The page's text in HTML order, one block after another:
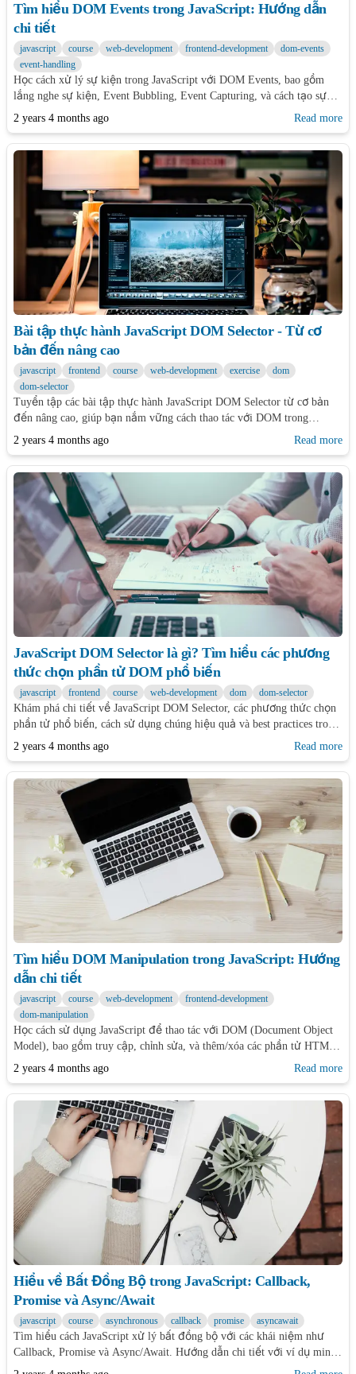
Tìm hiểu DOM Events trong JavaScript: Hướng dẫn
chi tiết
javascript course web-development frontend-development
dom-events
event-handling
Học cách xử lý sự kiện trong JavaScript với DOM Events, bao gồm
lắng nghe sự kiện, Event Bubbling, Event Capturing, và cách tạo sự
kiện tùy chỉnh. Hướng dẫn chi tiết với ví dụ minh họa.
2 years 4 months ago Read more
Bài tập thực hành JavaScript DOM Selector - Từ cơ
bản đến nâng cao
javascript frontend course web-development exercise
dom
dom-selector
Tuyển tập các bài tập thực hành JavaScript DOM Selector từ cơ bản
đến nâng cao, giúp bạn nắm vững cách thao tác với DOM trong
JavaScript.
2 years 4 months ago Read more
JavaScript DOM Selector là gì? Tìm hiểu các phương
thức chọn phần tử DOM phổ biến
javascript frontend course web-development dom dom-selector
Khám phá chi tiết về JavaScript DOM Selector, các phương thức chọn
phần tử phổ biến, cách sử dụng chúng hiệu quả và best practices trong
việc thao tác với DOM.
2 years 4 months ago Read more
Tìm hiểu DOM Manipulation trong JavaScript: Hướng
dẫn chi tiết
javascript course web-development
frontend-development
dom-manipulation
Học cách sử dụng JavaScript để thao tác với DOM (Document Object
Model), bao gồm truy cập, chỉnh sửa, và thêm/xóa các phần tử HTML.
Hướng dẫn chi tiết với ví dụ minh họa.
2 years 4 months ago Read more
Hiểu về Bất Đồng Bộ trong JavaScript: Callback,
Promise và Async/Await
javascript course asynchronous callback promise asyncawait
Tìm hiểu cách JavaScript xử lý bất đồng bộ với các khái niệm như
Callback, Promise và Async/Await. Hướng dẫn chi tiết với ví dụ minh
họa và so sánh các phương pháp.